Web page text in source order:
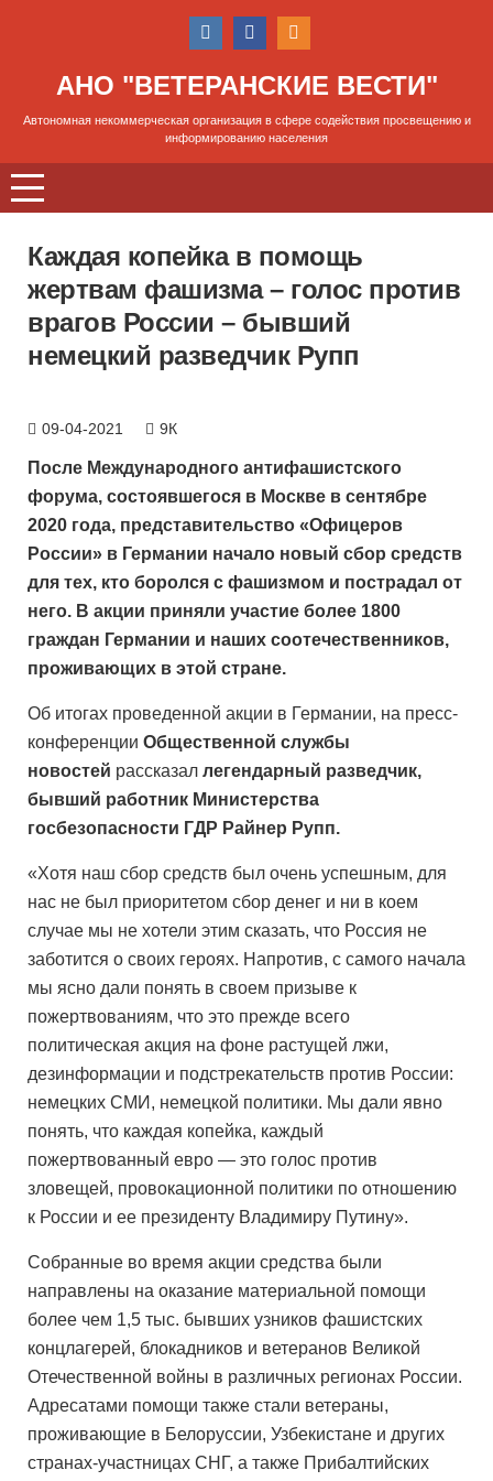
АНО "ВЕТЕРАНСКИЕ ВЕСТИ"
Автономная некоммерческая организация в сфере содействия просвещению и
информированию населения
Каждая копейка в помощь
жертвам фашизма – голос против
врагов России – бывший
немецкий разведчик Рупп
09-04-2021 9К
После Международного антифашистского
форума, состоявшегося в Москве в сентябре
2020 года, представительство «Офицеров
России» в Германии начало новый сбор средств
для тех, кто боролся с фашизмом и пострадал от
него. В акции приняли участие более 1800
граждан Германии и наших соотечественников,
проживающих в этой стране.
Об итогах проведенной акции в Германии, на пресс-
конференции Общественной службы
новостей рассказал легендарный разведчик,
бывший работник Министерства
госбезопасности ГДР Райнер Рупп.
«Хотя наш сбор средств был очень успешным, для
нас не был приоритетом сбор денег и ни в коем
случае мы не хотели этим сказать, что Россия не
заботится о своих героях. Напротив, с самого начала
мы ясно дали понять в своем призыве к
пожертвованиям, что это прежде всего
политическая акция на фоне растущей лжи,
дезинформации и подстрекательств против России:
немецких СМИ, немецкой политики. Мы дали явно
понять, что каждая копейка, каждый
пожертвованный евро — это голос против
зловещей, провокационной политики по отношению
к России и ее президенту Владимиру Путину».
Собранные во время акции средства были
направлены на оказание материальной помощи
более чем 1,5 тыс. бывших узников фашистских
концлагерей, блокадников и ветеранов Великой
Отечественной войны в различных регионах России.
Адресатами помощи также стали ветераны,
проживающие в Белоруссии, Узбекистане и других
странах-участницах СНГ, а также Прибалтийских